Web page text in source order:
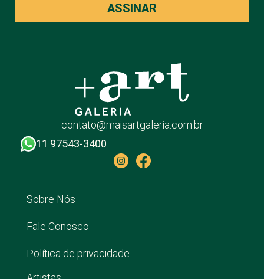
ASSINAR
contato@maisartgaleria.com.br
11 97543-3400
Sobre Nós
Fale Conosco
Política de privacidade